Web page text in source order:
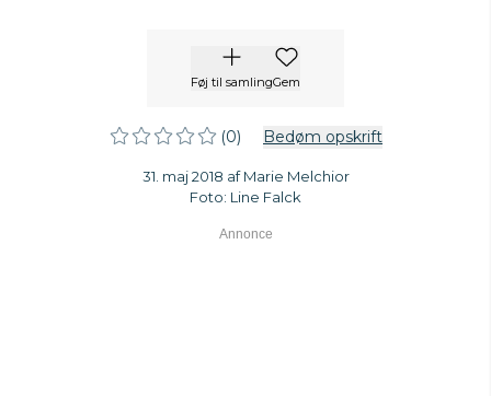
Føj til samlingGem
(0) Bedøm opskrift
31. maj 2018 af Marie Melchior
Foto: Line Falck